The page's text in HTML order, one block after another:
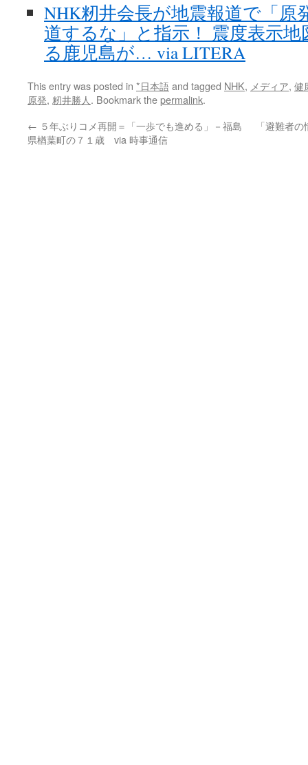
NHK籾井会長が地震報道で「原
道するな」と指示！ 震度表示
る鹿児島が… via LITERA
This entry was posted in *日本語and tagged NHK, メディア, 健
原発, 籾井勝人. Bookmark thepermalink.
← ５年ぶりコメ再開＝「一歩でも進める」－福島
県楢葉町の７１歳 via 時事通信
「避難者